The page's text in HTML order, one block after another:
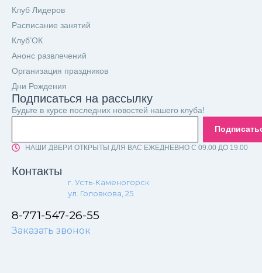
Клуб Лидеров
Расписание занятий
Клуб’ОК
Анонс развлечений
Организация праздников
Дни Рождения
Подписаться на рассылку
Будьте в курсе последних новостей нашего клуба!
НАШИ ДВЕРИ ОТКРЫТЫ ДЛЯ ВАС ЕЖЕДНЕВНО С 09.00 ДО 19.00
Контакты
г. Усть-Каменогорск
ул. Головкова, 25
8-771-547-26-55
Заказать звонок